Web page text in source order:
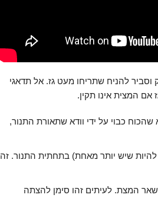
להניח שתריחו מעט גז. אל תדאגי
המצית אינו תקין.
כבוי על ידי וודא שתאורת התנור,
שיש יותר מאחת) בתחתית התנור. זה
המצת. לעיתים זהו סימן להצתה